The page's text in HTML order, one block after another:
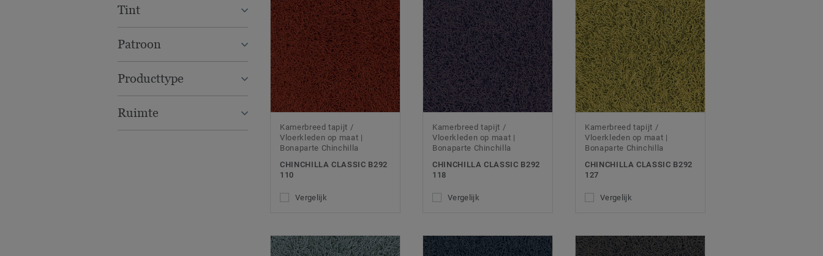
Tint
Patroon
Producttype
Ruimte
Kamerbreed tapijt /
Vloerkleden op maat |
Bonaparte Chinchilla
CHINCHILLA CLASSIC B292
110
Vergelijk
Kamerbreed tapijt /
Vloerkleden op maat |
Bonaparte Chinchilla
CHINCHILLA CLASSIC B292
118
Vergelijk
Kamerbreed tapijt /
Vloerkleden op maat |
Bonaparte Chinchilla
CHINCHILLA CLASSIC B292
127
Vergelijk